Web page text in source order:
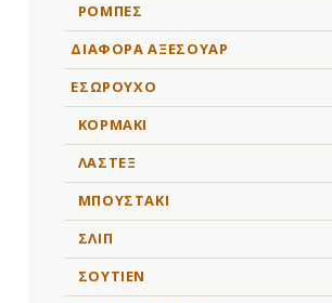
ΡΟΜΠΕΣ
ΔΙΑΦΟΡΑ ΑΞΕΣΟΥΑΡ
ΕΣΩΡΟΥΧΟ
ΚΟΡΜΑΚΙ
ΛΑΣΤΕΞ
ΜΠΟΥΣΤΑΚΙ
ΣΛΙΠ
ΣΟΥΤΙΕΝ